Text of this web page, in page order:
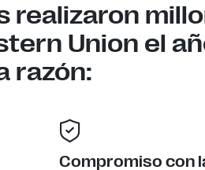
realizaron
Union el
razón:
Compromiso con